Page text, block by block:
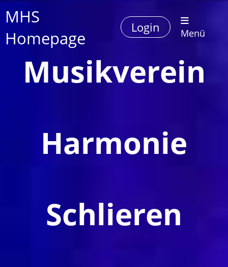
MHS
Homepage
Login Menü
Musikverein
Harmonie
Schlieren